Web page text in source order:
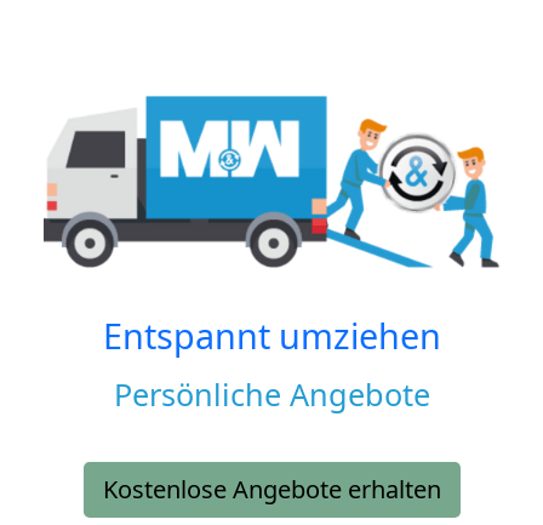
Entspannt umziehen
Persönliche Angebote
Kostenlose Angebote erhalten